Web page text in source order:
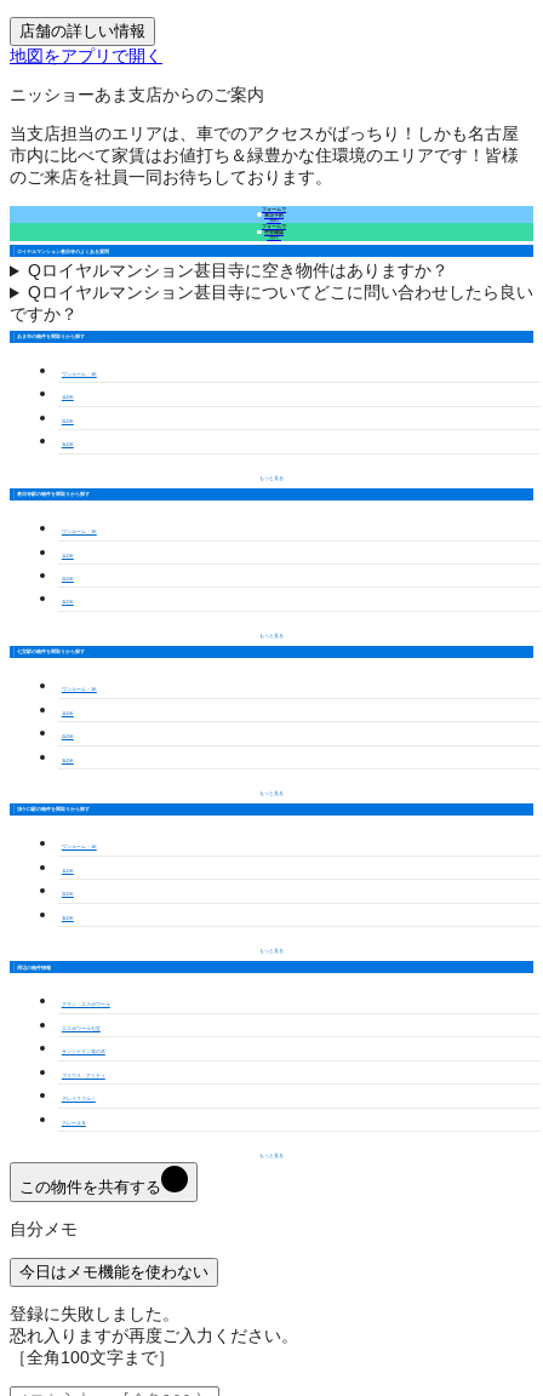
店舗の詳しい情報
地図をアプリで開く
ニッショーあま支店からのご案内
当支店担当のエリアは、車でのアクセスがばっちり！しかも名古屋
市内に比べて家賃はお値打ち＆緑豊かな住環境のエリアです！皆様
のご来店を社員一同お待ちしております。
フォームで
来店予約
（無料）
フォームで
空室確認
（無料）
ロイヤルマンション甚目寺のよくある質問
Qロイヤルマンション甚目寺に空き物件はありますか？
Qロイヤルマンション甚目寺についてどこに問い合わせしたら良い
ですか？
あま市の物件を間取りから探す
ワンルーム・1K
1LDK
2LDK
3LDK
もっと見る
甚目寺駅の物件を間取りから探す
ワンルーム・1K
1LDK
2LDK
3LDK
もっと見る
七宝駅の物件を間取りから探す
ワンルーム・1K
1LDK
2LDK
3LDK
もっと見る
須ケ口駅の物件を間取りから探す
ワンルーム・1K
1LDK
2LDK
3LDK
もっと見る
周辺の物件情報
グラン・エスポワール
エスポワール七宝
サンシャイン花の木
プリウス・アミティ
グレイスフルⅠ
クレールＮ
もっと見る
この物件を共有する
自分メモ
今日はメモ機能を使わない
登録に失敗しました。
恐れ入りますが再度ご入力ください。
［全角100文字まで］